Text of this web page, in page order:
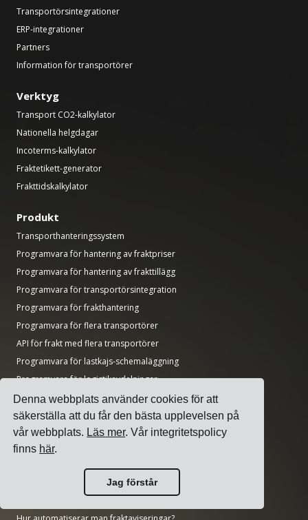
Denna webbplats använder cookies för att
säkerställa att du får den bästa upplevelsen på
vår webbplats. Läs mer. Vår integritetspolicy
finns här.
Jag förstår
Transportörsintegrationer
ERP-integrationer
Partners
Information för transportörer
Verktyg
Transport CO2-kalkylator
Nationella helgdagar
Incoterms-kalkylator
Fraktetikett-generator
Frakttidskalkylator
Produkt
Transporthanteringssystem
Programvara för hantering av fraktpriser
Programvara för hantering av frakttillägg
Programvara för transportörsintegration
Programvara för frakthantering
Programvara för flera transportörer
API för frakt med flera transportörer
Programvara för lastkajs-schemaläggning
Programvara för logistikavdelningar
Guider
Topp 17 transporthanteringsprogramvaror för avsändare
Hur väljer man programvara för flera transportörer?
Hur implementerar man ett transporthanteringssystem?